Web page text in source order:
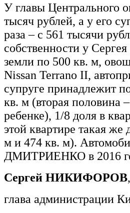
У главы Центрального
тысяч рублей, а у его
раза – с 561 тысячи
собственности у
земли по 500 кв. м,
Nissan Terrano II,
супруге принадлежит
кв. м (вторая половина
ребенке), 1/8 доля в
этой квартире такая же
м и 474 кв. м).
ДМИТРИЕНКО в 2016
Сергей НИКИФОРОВ,
глава администрации